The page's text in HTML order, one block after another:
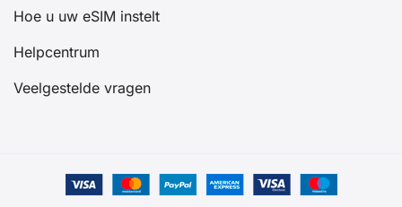
Hoe u uw eSIM instelt
Helpcentrum
Veelgestelde vragen